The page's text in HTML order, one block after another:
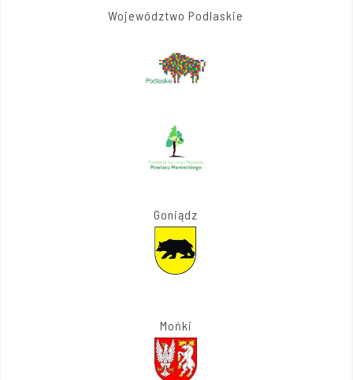
Województwo Podlaskie
Goniądz
Mońki